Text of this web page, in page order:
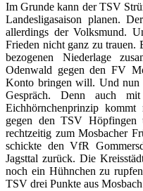
Im Grunde kann der TSV
Landesligasaison planen.
allerdings der Volksmund.
Frieden nicht ganz zu trauen.
bezogenen Niederlage
Odenwald gegen den FV
Konto bringen will. Und nun
Gespräch. Denn auch
Eichhörnchenprinzip
gegen den TSV
rechtzeitig zum Mosbacher
schickte den VfR
Jagsttal zurück. Die
noch ein Hühnchen zu
TSV drei Punkte aus